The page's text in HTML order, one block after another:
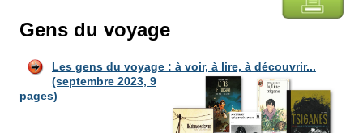
Gens du voyage
Les gens du voyage : à voir, à lire, à découvrir...
(septembre 2023, 9
pages)